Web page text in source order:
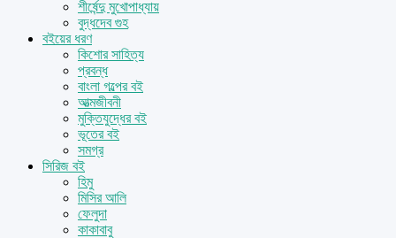
শীর্ষেন্দু মুখোপাধ্যায়
বুদ্ধদেব গুহ
বইয়ের ধরণ
কিশোর সাহিত্য
প্রবন্ধ
বাংলা গল্পের বই
আত্মজীবনী
মুক্তিযুদ্ধের বই
ভূতের বই
সমগ্র
সিরিজ বই
হিমু
মিসির আলি
ফেলুদা
কাকাবাবু